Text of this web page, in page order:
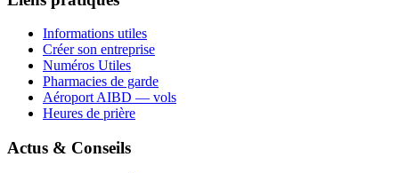
Informations utiles
Créer son entreprise
Numéros Utiles
Pharmacies de garde
Aéroport AIBD — vols
Heures de prière
Actus & Conseils